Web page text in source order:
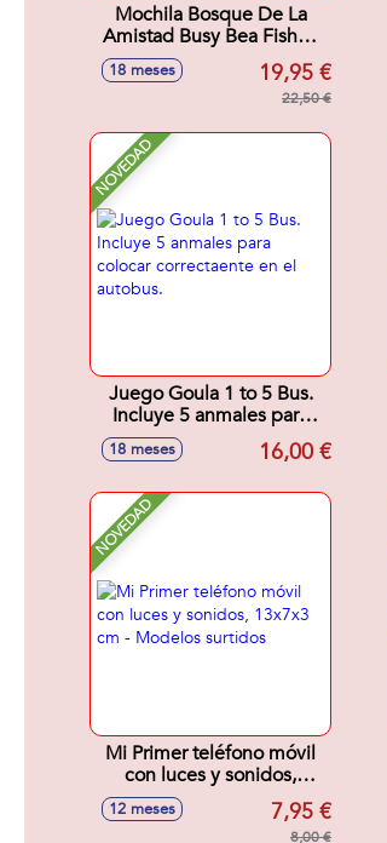
Mochila Bosque De La
Amistad Busy Bea Fisher-
Price 28x8x29 cm
18 meses 19,95 €
22,50 €
NOVEDAD
Juego Goula 1 to 5 Bus.
Incluye 5 anmales para
colocar correctaente en el
autobus.
18 meses 16,00 €
NOVEDAD
Mi Primer teléfono móvil
con luces y sonidos,
13x7x3 cm - Modelos
surtidos
12 meses 7,95 €
8,00 €